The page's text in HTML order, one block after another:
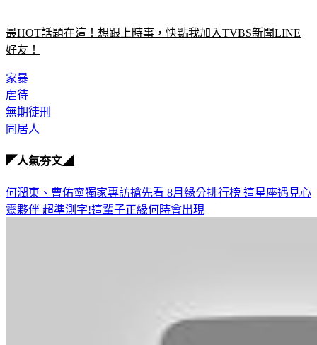
最HOT話題在這！想跟上時事，快點我加入TVBS新聞LINE
好友！
家暴
虐待
無期徒刑
同居人
◤人氣夯文◢
何潤東、曹佑寧獨家專訪搶先看 8月緣分排行榜 這星座遇見心
靈夥伴 超準測字!這輩子正緣何時會出現